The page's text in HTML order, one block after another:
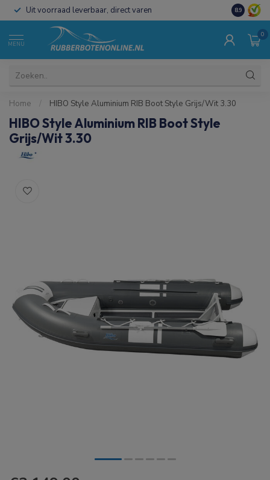
Uit voorraad leverbaar, direct varen Al 15 jaar
8.9
MENU
0
Home / HIBO Style Aluminium RIB Boot Style Grijs/Wit 3.30
HIBO Style Aluminium RIB Boot Style
Grijs/Wit 3.30